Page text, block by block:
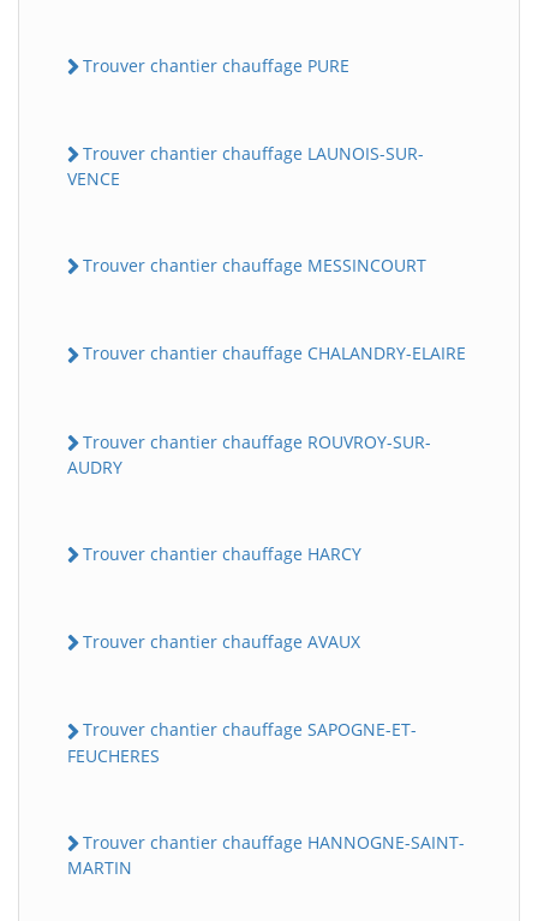
Trouver chantier chauffage PURE
Trouver chantier chauffage LAUNOIS-SUR-
VENCE
Trouver chantier chauffage MESSINCOURT
Trouver chantier chauffage CHALANDRY-ELAIRE
Trouver chantier chauffage ROUVROY-SUR-
AUDRY
Trouver chantier chauffage HARCY
Trouver chantier chauffage AVAUX
Trouver chantier chauffage SAPOGNE-ET-
FEUCHERES
Trouver chantier chauffage HANNOGNE-SAINT-
MARTIN